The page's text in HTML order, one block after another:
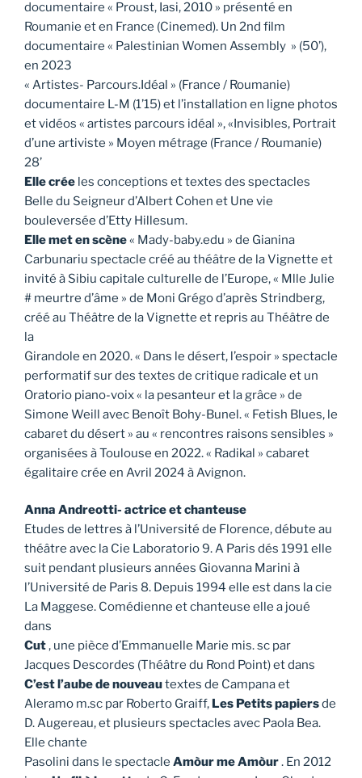
documentaire « Proust, Iasi, 2010 » présenté en
Roumanie et en France (Cinemed). Un 2nd film
documentaire « Palestinian Women Assembly » (50’),
en 2023
« Artistes- Parcours.Idéal » (France / Roumanie)
documentaire L-M (1’15) et l’installation en ligne photos
et vidéos « artistes parcours idéal », «Invisibles, Portrait
d’une artiviste » Moyen métrage (France / Roumanie)
28’
Elle crée les conceptions et textes des spectacles
Belle du Seigneur d’Albert Cohen et Une vie
bouleversée d’Etty Hillesum.
Elle met en scène« Mady-baby.edu » de Gianina
Carbunariu spectacle créé au théâtre de la Vignette et
invité à Sibiu capitale culturelle de l’Europe, « Mlle Julie
# meurtre d’âme » de Moni Grégo d’après Strindberg,
créé au Théâtre de la Vignette et repris au Théâtre de
la
Girandole en 2020. « Dans le désert, l’espoir » spectacle
performatif sur des textes de critique radicale et un
Oratorio piano-voix « la pesanteur et la grâce » de
Simone Weill avec Benoît Bohy-Bunel. « Fetish Blues, le
cabaret du désert » au « rencontres raisons sensibles »
organisées à Toulouse en 2022. « Radikal » cabaret
égalitaire crée en Avril 2024 à Avignon.
Anna Andreotti- actrice et chanteuse
Etudes de lettres à l’Université de Florence, débute au
théâtre avec la Cie Laboratorio 9. A Paris dés 1991 elle
suit pendant plusieurs années Giovanna Marini à
l’Université de Paris 8. Depuis 1994 elle est dans la cie
La Maggese. Comédienne et chanteuse elle a joué
dans
Cut, une pièce d’Emmanuelle Marie mis. sc par
Jacques Descordes (Théâtre du Rond Point) et dans
C’est l’aube de nouveautextes de Campana et
Aleramo m.sc par Roberto Graiff, Les Petits papiersde
D. Augereau, et plusieurs spectacles avec Paola Bea.
Elle chante
Pasolini dans le spectacle Amòur me Amòur. En 2012